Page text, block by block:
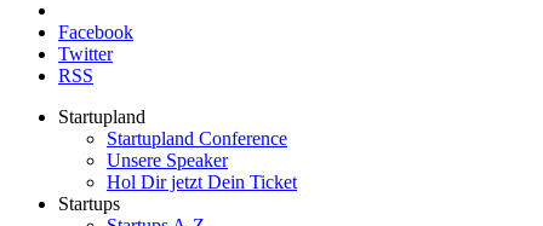
Facebook
Twitter
RSS
Startupland
Startupland Conference
Unsere Speaker
Hol Dir jetzt Dein Ticket
Startups